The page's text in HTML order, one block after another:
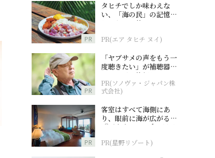
PR
タヒチでしか味わえな
い、「海の民」の記憶へ
とつながる旅
PR(エア タヒチ ヌイ)
PR
「ヤブサメの声をもう一
度聴きたい」が補聴器チ
ャレンジの後押しに
PR(ソノヴァ・ジャパン株
式会社)
PR
客室はすべて海側にあ
り、眼前に海が広がる
『西表島ホテル by 星野
PR(星野リゾート)